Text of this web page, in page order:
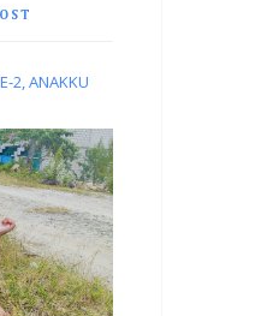
2, ANAKKU